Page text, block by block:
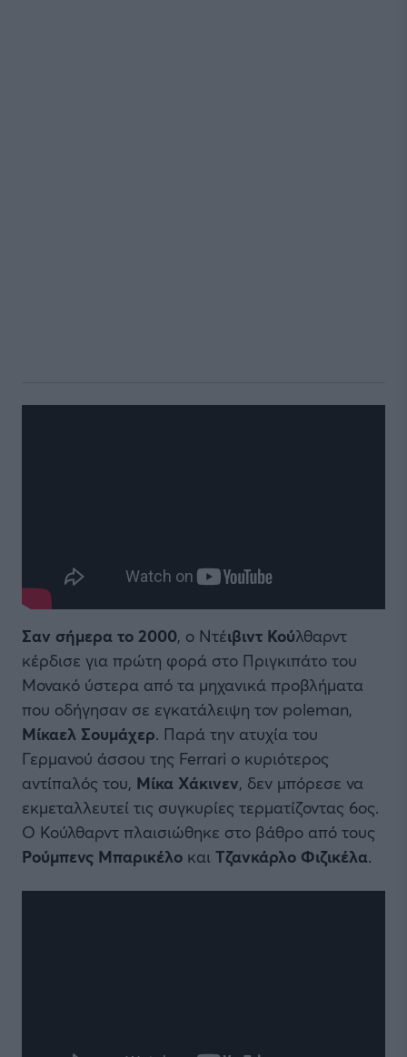
Σαν σήμερα το 2000, ο Ντέιβιντ Κούλθαρντ
κέρδισε για πρώτη φορά στο Πριγκιπάτο του
Μονακό ύστερα από τα μηχανικά προβλήματα
που οδήγησαν σε εγκατάλειψη τον poleman,
Μίκαελ Σουμάχερ. Παρά την ατυχία του
Γερμανού άσσου της Ferrari ο κυριότερος
αντίπαλός του, Μίκα Χάκινεν, δεν μπόρεσε να
εκμεταλλευτεί τις συγκυρίες τερματίζοντας 6ος.
Ο Κούλθαρντ πλαισιώθηκε στο βάθρο από τους
Ρούμπενς Μπαρικέλο και Τζανκάρλο Φιζικέλα.